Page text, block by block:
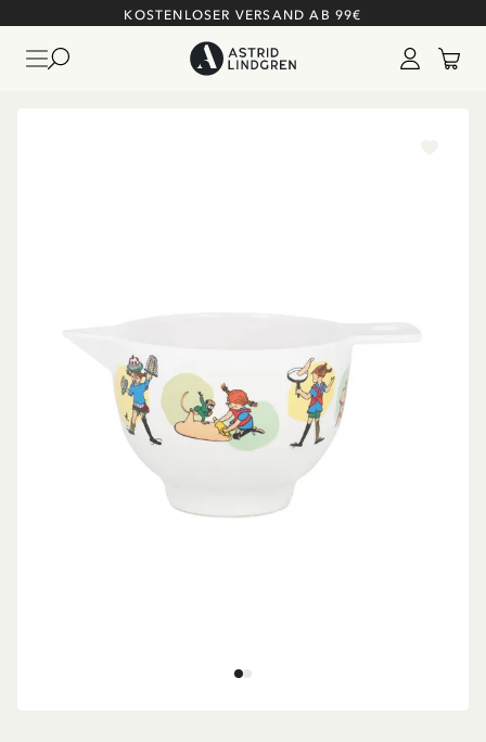
KOSTENLOSER VERSAND AB 99€